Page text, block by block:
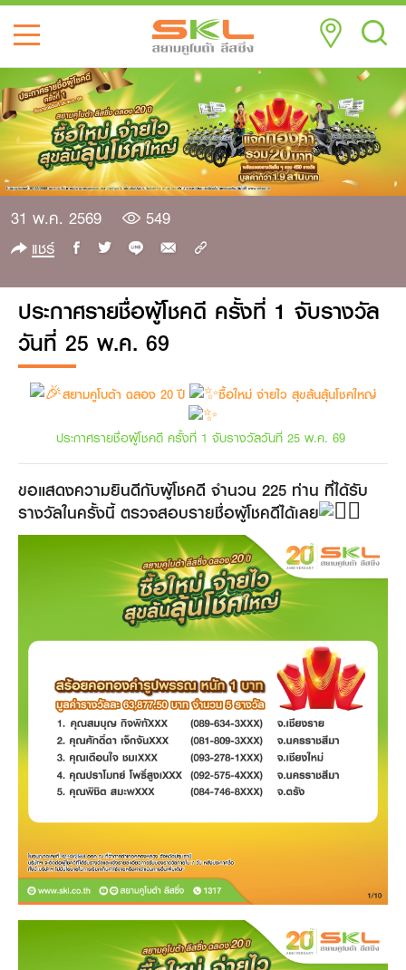
31 พ.ค. 2569 549
แชร์
ประกาศรายชื่อผู้โชคดี ครั้งที่ 1 จับรางวัล
วันที่ 25 พ.ค. 69
สยามคูโบต้า ฉลอง 20 ปี​
ซื้อใหม่ จ่ายไว สุขล้นลุ้นโชคใหญ่
ประกาศรายชื่อผู้โชคดี ครั้งที่ 1 จับรางวัลวันที่ 25 พ.ค. 69 ​
ขอแสดงความยินดีกับผู้โชคดี จำนวน 225 ท่าน ที่ได้รับ
รางวัลในครั้งนี้​ ตรวจสอบรายชื่อผู้โชคดีได้เลย